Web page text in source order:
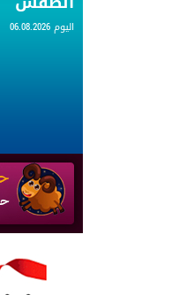
اليوم 06.08.2026